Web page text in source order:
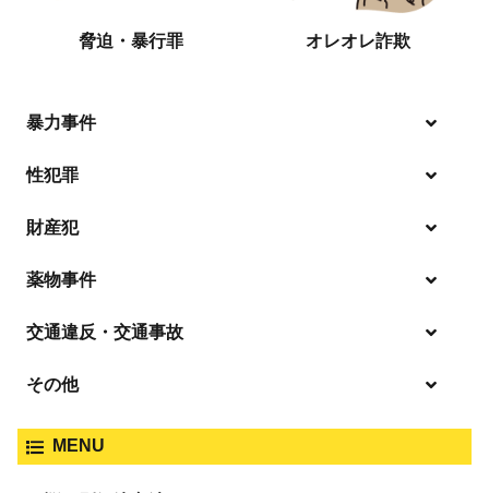
脅迫・暴行罪 オレオレ詐欺
暴力事件
性犯罪
盗撮・のぞき
財産犯
詐欺
薬物事件
交通違反・交通事故
その他
MENU